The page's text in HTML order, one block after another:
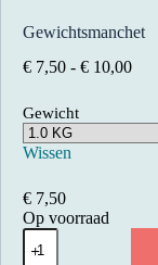
Gewichtsmanchet
€ 7,50 - € 10,00
€
Gewicht
Wissen
€ 7,50
Op voorraad
Gewichtsmanchet
aantal